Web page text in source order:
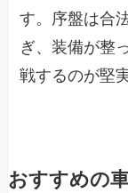
す。序盤は合
ぎ、装備が整
戦するのが堅
おすすめの